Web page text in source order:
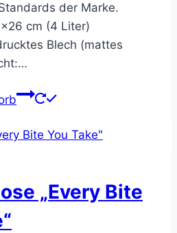
der Marke.
cm (4 Liter)
Blech (mattes
„Every Bite